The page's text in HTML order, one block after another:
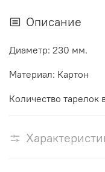
Описание
Диаметр: 230 мм.
Материал: Картон
Количество тарелок